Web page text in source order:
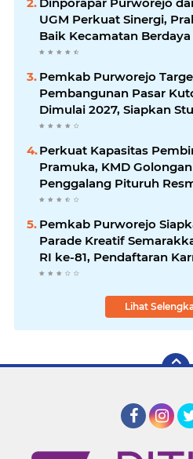
UGM Perkuat Sinergi,
Baik Kecamatan Berdaya
Direplikasi
Pemkab Purworejo
Pembangunan Pasar
Dimulai 2027, Siapkan
Kelayakan hingga DED
Perkuat Kapasitas
Pramuka, KMD Golongan
Penggalang Pituruh
Dimulai
Pemkab Purworejo
Parade Kreatif
RI ke-81, Pendaftaran
Resmi Dibuka
Lihat